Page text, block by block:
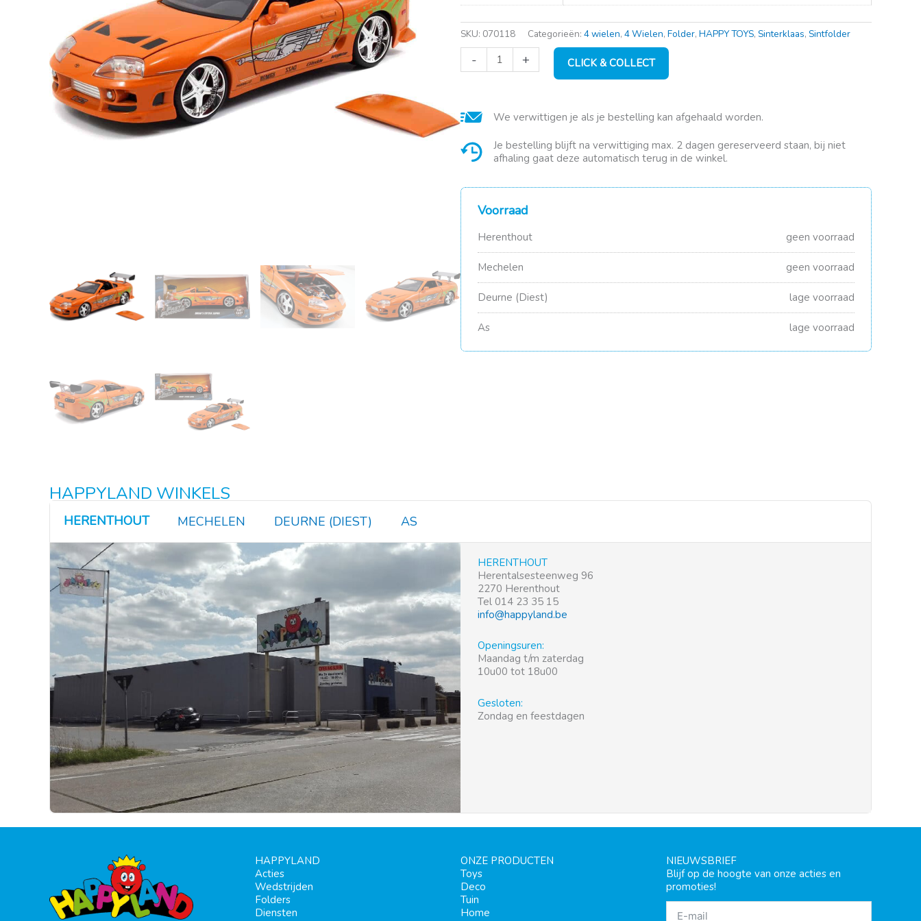
SKU: 070118 Categorieën: 4 wielen, 4 Wielen, Folder, HAPPY TOYS, Sinterklaas, Sintfolder
-
Supra
oranje
aantal
+ CLICK & COLLECT
We verwittigen je als je bestelling kan afgehaald worden.
Je bestelling blijft na verwittiging max. 2 dagen gereserveerd staan, bij niet
afhaling gaat deze automatisch terug in de winkel.
Voorraad
Herenthout geen voorraad
Mechelen geen voorraad
Deurne (Diest) lage voorraad
As lage voorraad
HAPPYLAND WINKELS
HERENTHOUT MECHELEN DEURNE (DIEST) AS
HERENTHOUT
Herentalsesteenweg 96
2270 Herenthout
Tel 014 23 35 15
info@happyland.be
Openingsuren:
Maandag t/m zaterdag
10u00 tot 18u00
Gesloten:
Zondag en feestdagen
HAPPYLAND
Acties
Wedstrijden
Folders
Diensten
ONZE PRODUCTEN
Toys
Deco
Tuin
Home
NIEUWSBRIEF
Blijf op de hoogte van onze acties en
promoties!